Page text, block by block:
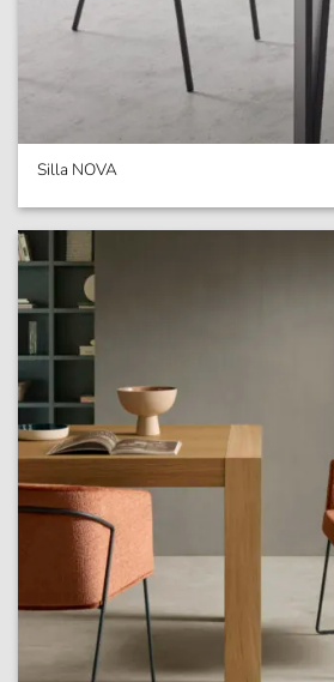
Silla NOVA